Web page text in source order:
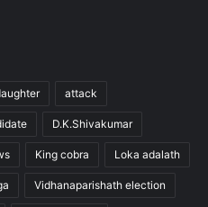
attack
D.K.Shivakumar
King cobra Loka adalath
Vidhanaparishath election